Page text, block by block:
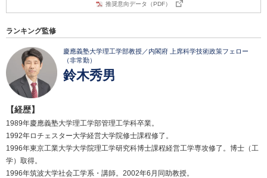
推奨意向データ（PDF）
ランキング監修
慶應義塾大学理工学部教授／内閣府 上席科学技術政策フェロー
（非常勤）
鈴木秀男
【経歴】
1989年慶應義塾大学理工学部管理工学科卒業。
1992年ロチェスター大学経営大学院修士課程修了。
1996年東京工業大学大学院理工学研究科博士課程経営工学専攻修了。博士（工
学）取得。
1996年筑波大学社会工学系・講師。2002年6月同助教授。